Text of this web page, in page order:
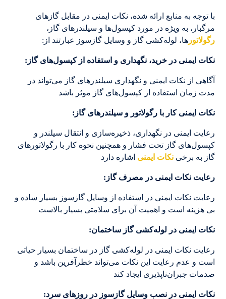
با توجه به منابع ارائه شده، نکات ایمنی در مقابل گازهای
مرگبار، به ویژه در مورد کپسول‌ها و سیلندرهای گاز،
رگولاتورها، لوله‌کشی گاز و وسایل گازسوز عبارتند از:
نکات ایمنی در خرید، نگهداری و استفاده از کپسول‌های گاز:
آگاهی از نکات ایمنی و نگهداری سیلندرهای گاز می‌تواند در
مدت زمان استفاده از کپسول‌های گاز موثر باشد
نکات ایمنی کار با رگولاتور و سیلندرهای گاز:
رعایت ایمنی در نگهداری، ذخیره‌سازی و انتقال سیلندر و
کپسول‌های گاز تحت فشار و همچنین نحوه کار با رگولاتورهای
گاز به برخینکات ایمنی اشاره دارد
رعایت نکات ایمنی در مصرف گاز:
رعایت نکات ایمنی در استفاده از وسایل گازسوز بسیار ساده و
بی هزینه است و اهمیت آن برای سلامتی بسیار بالاست
نکات ایمنی در لوله‌کشی گاز ساختمان:
رعایت نکات ایمنی در لوله‌کشی گاز در ساختمان بسیار حیاتی
است و عدم رعایت این نکات می‌تواند خطرآفرین باشد و
صدمات جبران‌ناپذیری ایجاد کند
نکات ایمنی در نصب وسایل گازسوز در روزهای سرد: